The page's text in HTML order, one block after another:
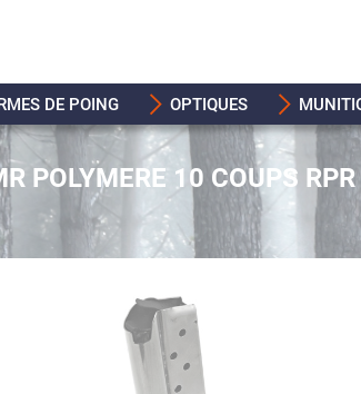
DE POING OPTIQUES
POLYMERE 10 COUPS